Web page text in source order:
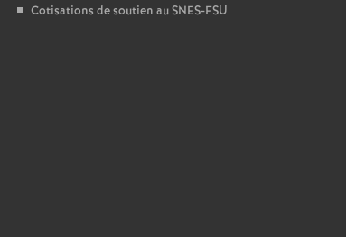
Cotisations de soutien au SNES-FSU